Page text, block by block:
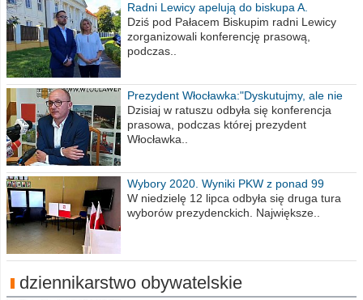
Radni Lewicy apelują do biskupa A.
Wiesława Meringa
Dziś pod Pałacem Biskupim radni Lewicy
zorganizowali konferencję prasową,
podczas..
Prezydent Włocławka:"Dyskutujmy, ale nie
obrażajmy się”
Dzisiaj w ratuszu odbyła się konferencja
prasowa, podczas której prezydent
Włocławka..
Wybory 2020. Wyniki PKW z ponad 99
procent obwodów
W niedzielę 12 lipca odbyła się druga tura
wyborów prezydenckich. Największe..
dziennikarstwo obywatelskie